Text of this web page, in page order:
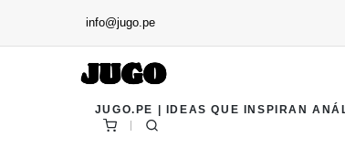
info@jugo.pe
JUGO.PE | IDEAS QUE INSPIRAN